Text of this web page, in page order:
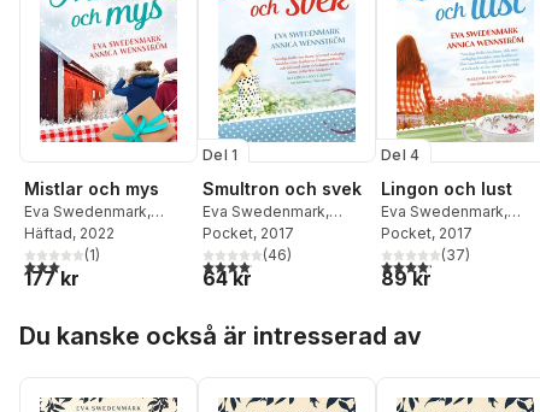
Mistlar och mys
Eva Swedenmark,
Annica Wennström
Häftad, 2022
3,0utav 5 stjärnor. Totalt antal röster:
(1)
177 kr
Del 1
Smultron och svek
Eva Swedenmark,
Annika Wennström
Pocket, 2017
4,1utav 5 stjärnor. Totalt antal röster:
(46)
64 kr
Del 4
Lingon och lust
Eva Swedenmark,
Annica Wennström
Pocket, 2017
4,2utav 5 stjärnor.
(37)
89 kr
Du kanske också är intresserad av